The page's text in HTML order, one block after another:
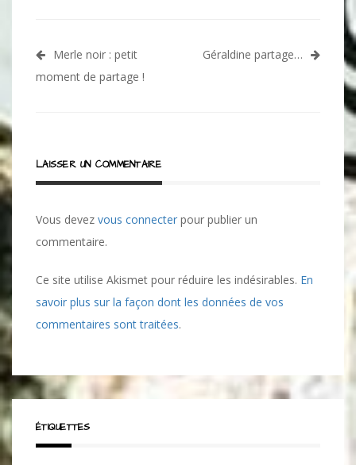
Navigation
de
Merle noir : petit
moment de partage !
Géraldine partage…
LAISSER UN COMMENTAIRE
Vous devez vous connecter pour publier un
commentaire.
Ce site utilise Akismet pour réduire les indésirables. En
savoir plus sur la façon dont les données de vos
commentaires sont traitées.
ÉTIQUETTES